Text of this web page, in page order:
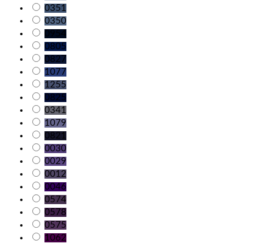
0351
0350
0954
0805
0827
1077
1255
0825
0341
1079
0821
0030
0029
0012
0046
0574
0578
0575
1062